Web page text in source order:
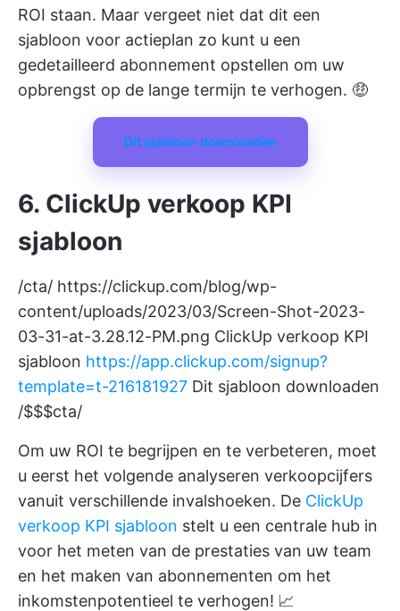
ROI staan. Maar vergeet niet dat dit een
sjabloon voor actieplan zo kunt u een
gedetailleerd abonnement opstellen om uw
opbrengst op de lange termijn te verhogen. 🤑
Dit sjabloon downloaden
6. ClickUp verkoop KPI
sjabloon
/cta/ https://clickup.com/blog/wp-
content/uploads/2023/03/Screen-Shot-2023-
03-31-at-3.28.12-PM.png ClickUp verkoop KPI
sjabloon https://app.clickup.com/signup?
template=t-216181927 Dit sjabloon downloaden
/$$$cta/
Om uw ROI te begrijpen en te verbeteren, moet
u eerst het volgende analyseren verkoopcijfers
vanuit verschillende invalshoeken. De ClickUp
verkoop KPI sjabloon stelt u een centrale hub in
voor het meten van de prestaties van uw team
en het maken van abonnementen om het
inkomstenpotentieel te verhogen! 📈